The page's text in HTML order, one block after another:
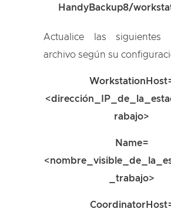
HandyBackup8/
Actualice las siguientes
archivo según su
rabajo>
Name=
_trabajo>